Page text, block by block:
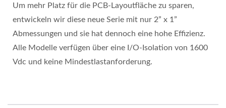
Um mehr Platz für die PCB-Layoutfläche zu sparen,
entwickeln wir diese neue Serie mit nur 2” x 1”
Abmessungen und sie hat dennoch eine hohe Effizienz.
Alle Modelle verfügen über eine I/O-Isolation von 1600
Vdc und keine Mindestlastanforderung.